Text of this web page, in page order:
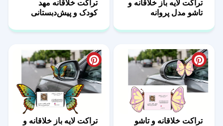
تراکت لایه باز خلاقانه و
تاشو مدل پروانه
تراکت خلاقانه مهد
کودک و پیش‌دبستانی
تراکت خلاقانه و تاشو
تراکت لایه باز خلاقانه و